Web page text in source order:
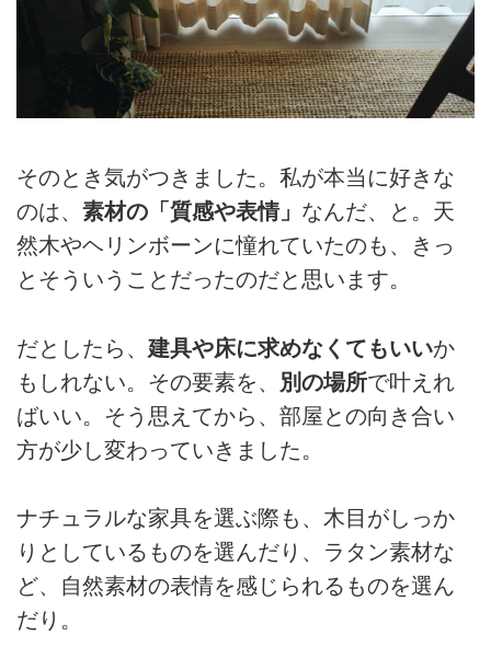
そのとき気がつきました。私が本当に好きな
のは、 素材の「質感や表情」 なんだ、と。天
然木やヘリンボーンに憧れていたのも、きっ
とそういうことだったのだと思います。
だとしたら、 建具や床に求めなくてもいいか
もしれない。その要素を、 別の場所で叶えれ
ばいい。そう思えてから、部屋との向き合い
方が少し変わっていきました。
ナチュラルな家具を選ぶ際も、木目がしっか
りとしているものを選んだり、ラタン素材な
ど、自然素材の表情を感じられるものを選ん
だり。